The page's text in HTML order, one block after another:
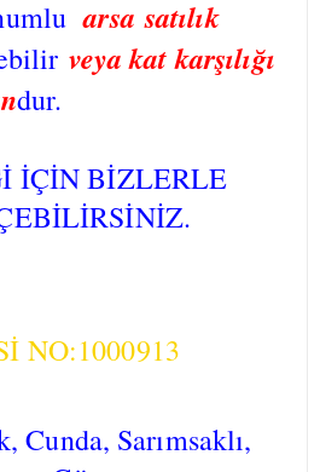
arsasatılık
veya kat karşılığı
dur.
İÇİN BİZLERLE
NO:1000913
Cunda, Sarımsaklı,